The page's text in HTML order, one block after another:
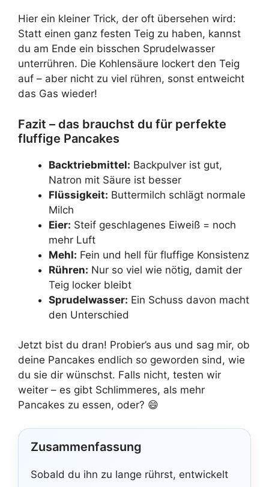
Hier ein kleiner Trick, der oft übersehen wird:
Statt einen ganz festen Teig zu haben, kannst
du am Ende ein bisschen Sprudelwasser
unterrühren. Die Kohlensäure lockert den Teig
auf – aber nicht zu viel rühren, sonst entweicht
das Gas wieder!
Fazit – das brauchst du für perfekte
fluffige Pancakes
Backtriebmittel: Backpulver ist gut,
Natron mit Säure ist besser
Flüssigkeit: Buttermilch schlägt normale
Milch
Eier: Steif geschlagenes Eiweiß = noch
mehr Luft
Mehl: Fein und hell für fluffige Konsistenz
Rühren: Nur so viel wie nötig, damit der
Teig locker bleibt
Sprudelwasser: Ein Schuss davon macht
den Unterschied
Jetzt bist du dran! Probier’s aus und sag mir, ob
deine Pancakes endlich so geworden sind, wie
du sie dir wünschst. Falls nicht, testen wir
weiter – es gibt Schlimmeres, als mehr
Pancakes zu essen, oder? 😄
Zusammenfassung
Sobald du ihn zu lange rührst, entwickelt